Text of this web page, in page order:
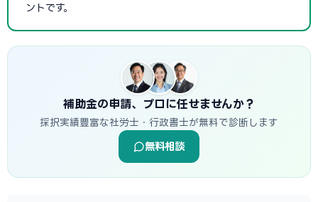
ントです。
補助金の申請、プロに任せませんか？
採択実績豊富な社労士・行政書士が無料で診断します
無料相談